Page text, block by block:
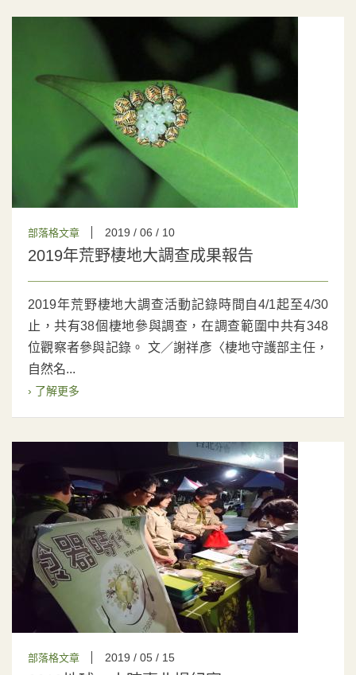
部落格文章 2019 / 06 / 10
2019年荒野棲地大調查成果報告
2019年荒野棲地大調查活動記錄時間自4/1起至4/30
止，共有38個棲地參與調查，在調查範圍中共有348
位觀察者參與記錄。 文／謝祥彥〈棲地守護部主任，
自然名...
› 了解更多
部落格文章 2019 / 05 / 15